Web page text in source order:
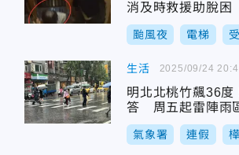
消及時救援助脫困
颱風夜 電梯
生活
明北北桃竹飆36度
答 周五起雷陣雨
氣象署 連假
2025/09/24